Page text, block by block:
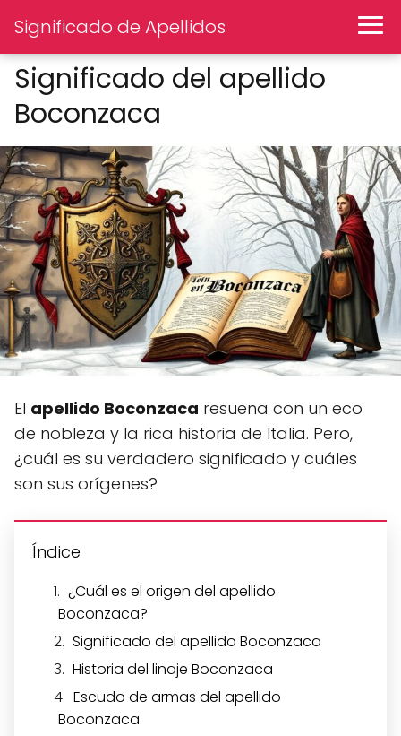
Significado de Apellidos
Significado del apellido
Boconzaca
El apellido Boconzaca resuena con un eco
de nobleza y la rica historia de Italia. Pero,
¿cuál es su verdadero significado y cuáles
son sus orígenes?
Índice
¿Cuál es el origen del apellido
Boconzaca?
Significado del apellido Boconzaca
Historia del linaje Boconzaca
Escudo de armas del apellido
Boconzaca